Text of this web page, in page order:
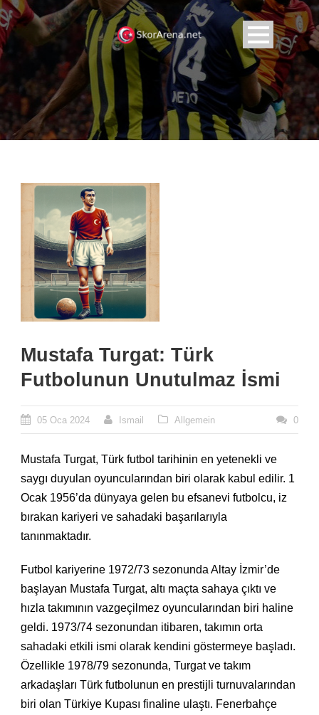
Mustafa Turgat: Türk
Futbolunun Unutulmaz İsmi
05 Oca 2024 Ismail Allgemein 0
Mustafa Turgat, Türk futbol tarihinin en yetenekli ve
saygı duyulan oyuncularından biri olarak kabul edilir. 1
Ocak 1956’da dünyaya gelen bu efsanevi futbolcu, iz
bırakan kariyeri ve sahadaki başarılarıyla
tanınmaktadır.
Futbol kariyerine 1972/73 sezonunda Altay İzmir’de
başlayan Mustafa Turgat, altı maçta sahaya çıktı ve
hızla takımının vazgeçilmez oyuncularından biri haline
geldi. 1973/74 sezonundan itibaren, takımın orta
sahadaki etkili ismi olarak kendini göstermeye başladı.
Özellikle 1978/79 sezonunda, Turgat ve takım
arkadaşları Türk futbolunun en prestijli turnuvalarından
biri olan Türkiye Kupası finaline ulaştı. Fenerbahçe